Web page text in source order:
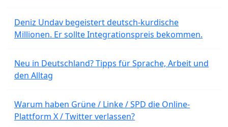
Deniz Undav begeistert deutsch-kurdische
Millionen. Er sollte Integrationspreis bekommen.
Neu in Deutschland? Tipps für Sprache, Arbeit und
den Alltag
Warum haben Grüne / Linke / SPD die Online-
Plattform X / Twitter verlassen?